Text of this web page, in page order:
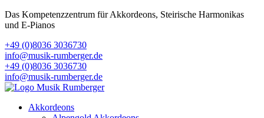
Das Kompetenzzentrum für Akkordeons, Steirische Harmonikas
und E-Pianos
+49 (0)8036 3036730
info@musik-rumberger.de
+49 (0)8036 3036730
info@musik-rumberger.de
Akkordeons